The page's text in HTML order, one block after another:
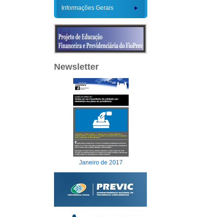
Informações Gerais
Newsletter
Janeiro de 2017